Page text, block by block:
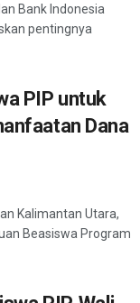
Bank Indonesia
pentingnya
PIP untuk
Dana
Kalimantan Utara,
Beasiswa Program